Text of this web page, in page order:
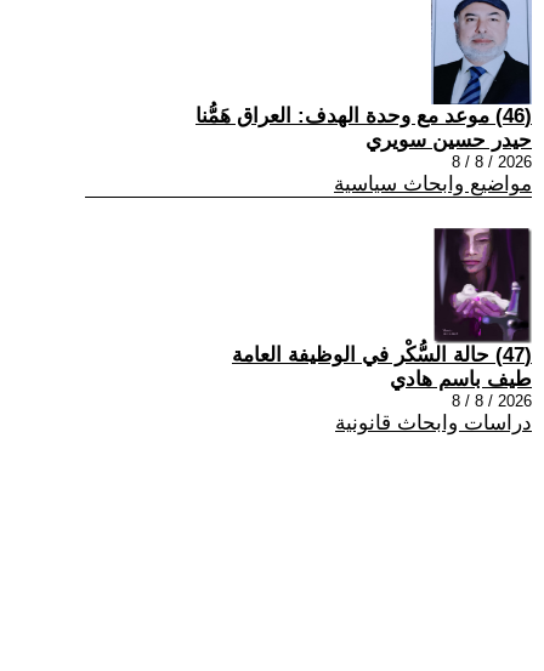
(46) موعد مع وحدة الهدف: العراق هَمُّنا
حيدر حسين سويري
2026 / 8 / 8
مواضيع وابحاث سياسية
(47) حالة السُّكْر في الوظيفة العامة
طيف باسم هادي
2026 / 8 / 8
دراسات وابحاث قانونية